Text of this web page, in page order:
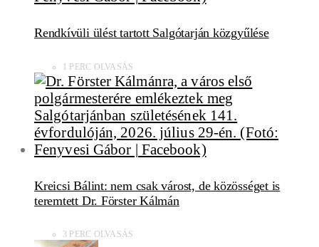
Rendkívüli ülést tartott Salgótarján közgyűlése
1 PERC OLVASÁS
Kreicsi Bálint: nem csak várost, de közösséget is
teremtett Dr. Förster Kálmán
3 PERC OLVASÁS